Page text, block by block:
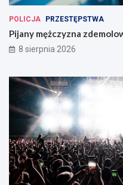
POLICJA PRZESTĘPSTWA
Pijany mężczyzna
8 sierpnia 2026